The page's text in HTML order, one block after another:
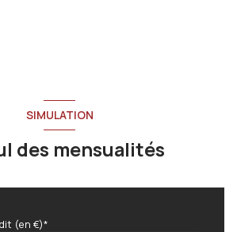
SIMULATION
des mensualités
(en €)*